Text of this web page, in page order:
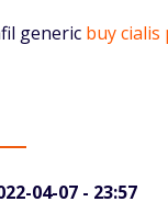
generic buy cialis
04-07 - 23:57